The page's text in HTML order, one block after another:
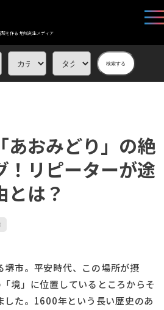
を作る 地域創生メディア
検索する
あおみどり」の絶
！リピーターが途
とは？
堺市。平安時代、この場所が摂
境」に位置しているところからそ
した。1600年という長い歴史のあ